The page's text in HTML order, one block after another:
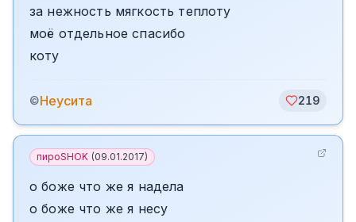
за нежность мягкость теплоту
моё отдельное спасибо
коту
©Неусита 219
пироSHOK (09.01.2017)
о боже что же я надела
о боже что же я несу